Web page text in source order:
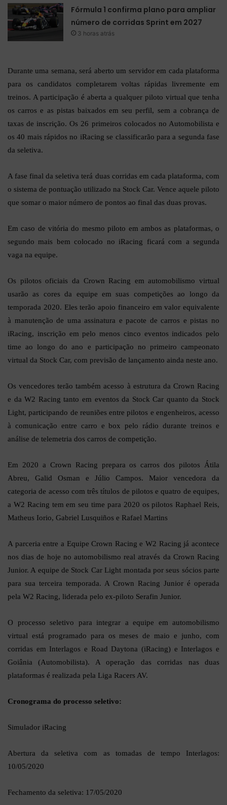
Fórmula 1 confirma plano para ampliar
número de corridas Sprint em 2027
3 horas atrás
Durante uma semana, será aberto um servidor em cada plataforma
para os candidatos completarem voltas rápidas livremente em
treinos. A participação é aberta a qualquer piloto virtual que tenha
os carros e as pistas baixados em seu perfil, sem a cobrança de
taxas de inscrição. Os 26 primeiros colocados no Automobilista e
os 40 mais rápidos no iRacing se classificarão para a segunda fase
da seletiva.
A fase final da seletiva terá duas corridas em cada plataforma, com
o sistema de pontuação utilizado na Stock Car. Vence aquele piloto
que somar o maior número de pontos ao final das duas provas.
Em caso de vitória do mesmo piloto em ambos as plataformas, o
segundo mais bem colocado no iRacing ficará com a segunda
vaga na equipe.
Os pilotos oficiais da Crown Racing em automobilismo virtual
usarão as cores da equipe em suas competições ao longo da
temporada 2020. Eles terão apoio financeiro em valor equivalente
à manutenção de uma assinatura e pacote de carros e pistas no
iRacing, inscrição em pelo menos cinco eventos indicados pelo
time ao longo do ano e participação no primeiro campeonato
virtual da Stock Car, com previsão de lançamento ainda neste ano.
Os vencedores terão também acesso à estrutura da Crown Racing
e da W2 Racing tanto em eventos da Stock Car quanto da Stock
Light, participando de reuniões entre pilotos e engenheiros, acesso
à comunicação entre carro e box pelo rádio durante treinos e
análise de telemetria dos carros de competição.
Em 2020 a Crown Racing prepara os carros dos pilotos Átila
Abreu, Galid Osman e Júlio Campos. Maior vencedora da
categoria de acesso com três títulos de pilotos e quatro de equipes,
a W2 Racing tem em seu time para 2020 os pilotos Raphael Reis,
Matheus Iorio, Gabriel Lusquiños e Rafael Martins
A parceria entre a Equipe Crown Racing e W2 Racing já acontece
nos dias de hoje no automobilismo real através da Crown Racing
Junior. A equipe de Stock Car Light montada por seus sócios parte
para sua terceira temporada. A Crown Racing Junior é operada
pela W2 Racing, liderada pelo ex-piloto Serafin Junior.
O processo seletivo para integrar a equipe em automobilismo
virtual está programado para os meses de maio e junho, com
corridas em Interlagos e Road Daytona (iRacing) e Interlagos e
Goiânia (Automobilista). A operação das corridas nas duas
plataformas é realizada pela Liga Racers AV.
Cronograma do processo seletivo:
Simulador iRacing
Abertura da seletiva com as tomadas de tempo Interlagos:
10/05/2020
Fechamento da seletiva: 17/05/2020